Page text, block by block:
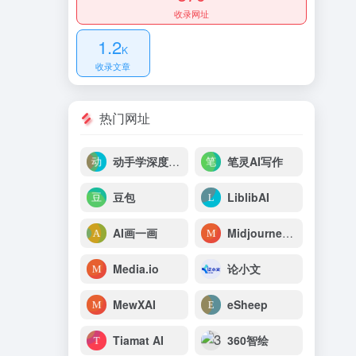
收录网址
1.2K
收录文章
热门网址
动手学深度学习 笔灵AI写作
豆包 LiblibAI
AI画一画 Midjourney中文站
Media.io 论小文
MewXAI eSheep
Tiamat AI 360智绘